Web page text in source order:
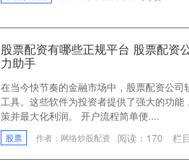
股票配资有哪些正规平台 股票配资
力助手
在当今快节奏的金融市场中，股票配资公司
工具。这些软件为投资者提供了强大的功
策并最大化利润。 开户流程简单便....
股票 作者：网络炒股配资 阅读： 170 栏